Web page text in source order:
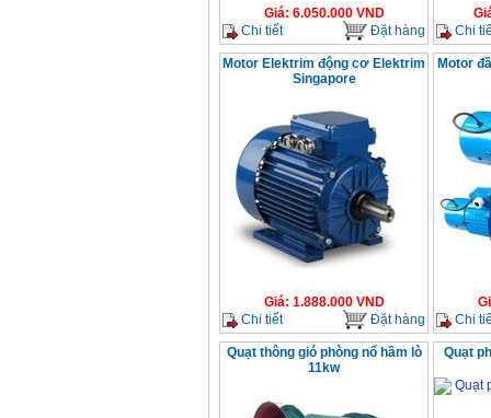
Giá: 6.050.000VND
Chi tiết
Đặt hàng
Chi
Motor Elektrim động cơ Elektrim
Singapore
Giá: 1.888.000VND
Chi tiết
Đặt hàng
Motor
Chi
Quạt thông gió phòng nổ hầm lò
11kw
Quạt